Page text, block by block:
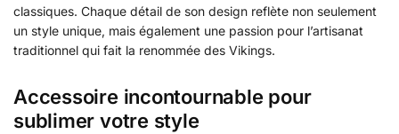
classiques. Chaque détail de son design reflète non seulement
un style unique, mais également une passion pour l’artisanat
traditionnel qui fait la renommée des Vikings.
Accessoire incontournable pour
sublimer votre style